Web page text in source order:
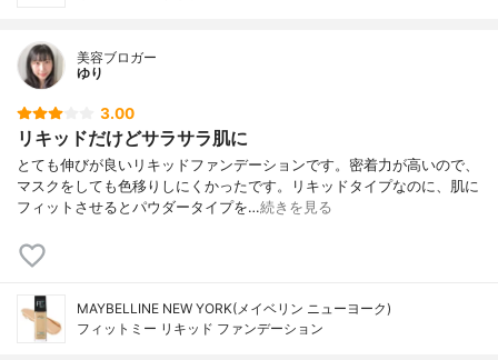
美容ブロガー
ゆり
3.00
リキッドだけどサラサラ肌に
とても伸びが良いリキッドファンデーションです。密着力が高いので、
マスクをしても色移りしにくかったです。リキッドタイプなのに、肌に
フィットさせるとパウダータイプを…続きを見る
MAYBELLINE NEW YORK(メイベリン ニューヨーク)
フィットミー リキッド ファンデーション